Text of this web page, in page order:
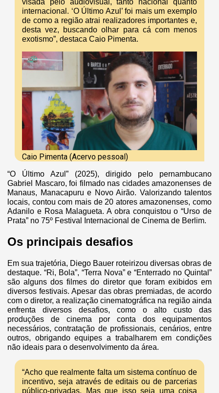
visada pelo audiovisual, tanto nacional quanto
internacional. ‘O Último Azul’ foi mais um exemplo
de como a região atrai realizadores importantes e,
desta vez, buscando olhar para cá com menos
exotismo”, destaca Caio Pimenta.
Caio Pimenta (Acervo pessoal)
“O Último Azul” (2025), dirigido pelo pernambucano
Gabriel Mascaro, foi filmado nas cidades amazonenses de
Manaus, Manacapuru e Novo Airão. Valorizando talentos
locais, contou com mais de 20 atores amazonenses, como
Adanilo e Rosa Malagueta. A obra conquistou o “Urso de
Prata” no 75º Festival Internacional de Cinema de Berlim.
Os principais desafios
Em sua trajetória, Diego Bauer roteirizou diversas obras de
destaque. “Ri, Bola”, “Terra Nova” e “Enterrado no Quintal”
são alguns dos filmes do diretor que foram exibidos em
diversos festivais. Apesar das obras premiadas, de acordo
com o diretor, a realização cinematográfica na região ainda
enfrenta diversos desafios, como o alto custo das
produções de cinema por conta dos equipamentos
necessários, contratação de profissionais, cenários, entre
outros, obrigando equipes a trabalharem em condições
não ideais para o desenvolvimento da área.
“Acho que realmente falta um sistema contínuo de
incentivo, seja através de editais ou de parcerias
público-privadas. Mas que isso seja uma coisa